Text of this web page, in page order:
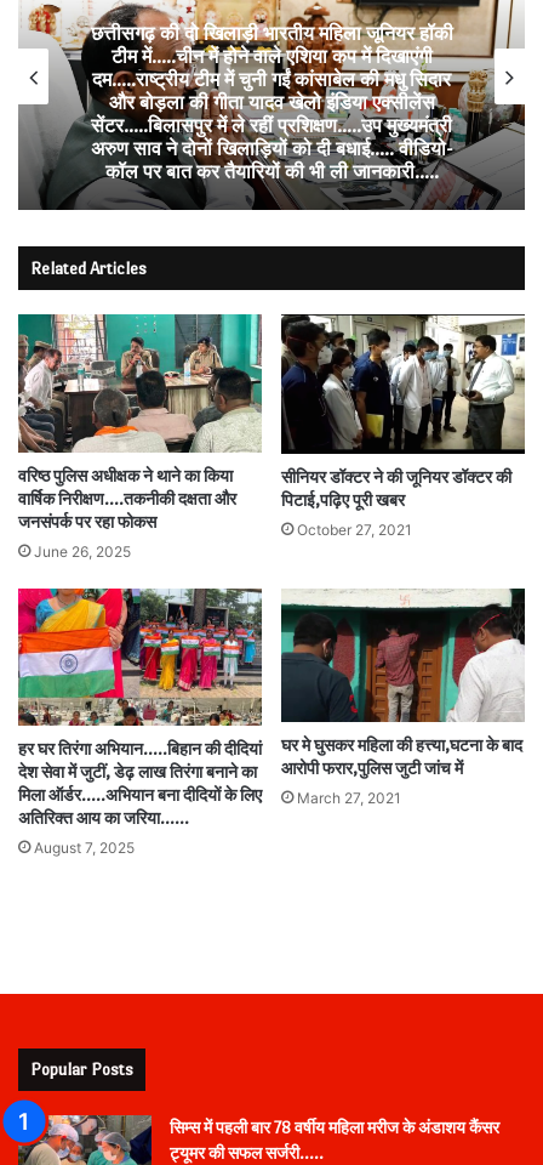
छत्तीसगढ़ की दो खिलाड़ी भारतीय महिला जूनियर हॉकी
टीम में…..चीन में होने वाले एशिया कप में दिखाएंगी
दम…..राष्ट्रीय टीम में चुनी गईं कांसाबेल की मधु सिदार
और बोड़ला की गीता यादव खेलो इंडिया एक्सीलेंस
सेंटर…..बिलासपुर में ले रहीं प्रशिक्षण…..उप मुख्यमंत्री
अरुण साव ने दोनों खिलाड़ियों को दी बधाई….. वीडियो-
कॉल पर बात कर तैयारियों की भी ली जानकारी…..
Related Articles
वरिष्ठ पुलिस अधीक्षक ने थाने का किया
वार्षिक निरीक्षण….तकनीकी दक्षता और
जनसंपर्क पर रहा फोकस
June 26, 2025
सीनियर डॉक्टर ने की जूनियर डॉक्टर की
पिटाई,पढ़िए पूरी खबर
October 27, 2021
हर घर तिरंगा अभियान…..बिहान की दीदियां
देश सेवा में जुटीं, डेढ़ लाख तिरंगा बनाने का
मिला ऑर्डर…..अभियान बना दीदियों के लिए
अतिरिक्त आय का जरिया……
August 7, 2025
घर मे घुसकर महिला की हत्त्या,घटना के बाद
आरोपी फरार,पुलिस जुटी जांच में
March 27, 2021
Popular Posts
सिम्स में पहली बार 78 वर्षीय महिला मरीज के अंडाशय कैंसर
ट्यूमर की सफल सर्जरी…..